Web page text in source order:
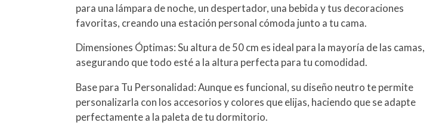
para una lámpara de noche, un despertador, una bebida y tus decoraciones
favoritas, creando una estación personal cómoda junto a tu cama.
Dimensiones Óptimas: Su altura de 50 cm es ideal para la mayoría de las camas,
asegurando que todo esté a la altura perfecta para tu comodidad.
Base para Tu Personalidad: Aunque es funcional, su diseño neutro te permite
personalizarla con los accesorios y colores que elijas, haciendo que se adapte
perfectamente a la paleta de tu dormitorio.